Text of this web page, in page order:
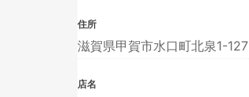
住所
滋賀県甲賀市水口町北泉1-127
店名